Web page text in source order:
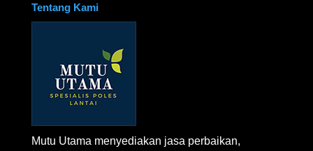
Tentang Kami
Mutu Utama menyediakan jasa perbaikan,